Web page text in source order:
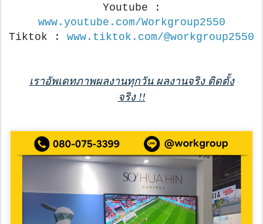
Youtube :
www.youtube.com/Workgroup2550
Tiktok : www.tiktok.com/@workgroup2550
เราอัพเดทภาพผลงานทุกวัน ผลงานจริง ติดตั้ง
จริง !!